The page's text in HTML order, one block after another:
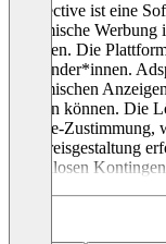
Adspective ist eine
dynamische
möchten. Die
Anwender*innen.
dynamischen
werden können. Die
Cookie-Zustimmung,
Die Preisgestaltung
kostenlosen